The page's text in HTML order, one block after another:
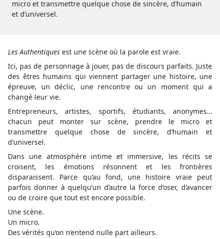
micro et transmettre quelque chose de sincère, d’humain
et d’universel.
Les Authentiques est une scène où la parole est vraie.
Ici, pas de personnage à jouer, pas de discours parfaits. Juste
des êtres humains qui viennent partager une histoire, une
épreuve, un déclic, une rencontre ou un moment qui a
changé leur vie.
Entrepreneurs, artistes, sportifs, étudiants, anonymes…
chacun peut monter sur scène, prendre le micro et
transmettre quelque chose de sincère, d’humain et
d’universel.
Dans une atmosphère intime et immersive, les récits se
croisent, les émotions résonnent et les frontières
disparaissent. Parce qu’au fond, une histoire vraie peut
parfois donner à quelqu’un d’autre la force d’oser, d’avancer
ou de croire que tout est encore possible.
Une scène.
Un micro.
Des vérités qu’on n’entend nulle part ailleurs.